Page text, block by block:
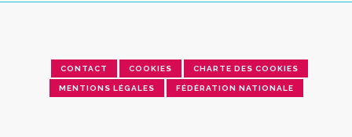
CONTACT COOKIES CHARTE DES COOKIES
MENTIONS LÉGALES FÉDÉRATION NATIONALE